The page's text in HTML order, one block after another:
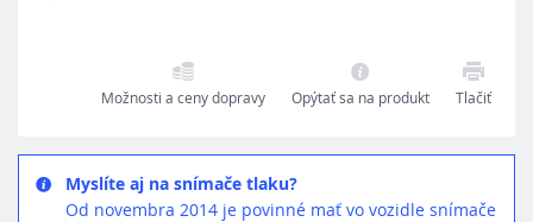
Možnosti a ceny dopravy Opýtať sa na produkt Tlačiť
Myslíte aj na snímače tlaku?
Od novembra 2014 je povinné mať vo vozidle snímače